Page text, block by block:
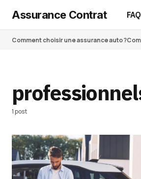
Assurance Contrat FAQ
Comment choisir une assurance auto ?
1 post